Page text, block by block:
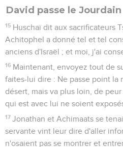
David passe le Jourdain
15 Huschaï dit aux sacrificateurs
Achitophel a donné tel et tel
anciens d'Israël ; et moi, j'ai
16 Maintenant, envoyez tout de
faites-lui dire : Ne passe point la
désert, mais va plus loin, de
qui est avec lui ne soient
17 Jonathan et Achimaats se
servante vint leur dire d'aller
n'osaient pas se montrer et